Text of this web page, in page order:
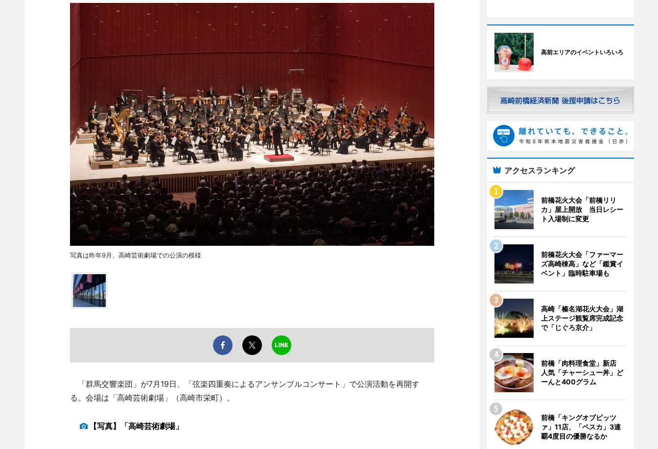
写真は昨年9月、高崎芸術劇場での公演の模様
「群馬交響楽団」が7月19日、「弦楽四重奏によるアンサンブルコンサート」で公演活動を再開す
る。会場は「高崎芸術劇場」（高崎市栄町）。
【写真】「高崎芸術劇場」
高前エリアのイベントいろいろ
アクセスランキング
前橋花火大会「前橋リリ
カ」屋上開放 当日レシー
ト入場制に変更
前橋花火大会「ファーマー
ズ高崎棟高」など「鑑賞イ
ベント」臨時駐車場も
高崎「榛名湖花火大会」湖
上ステージ観覧席完成記念
で「じぐろ京介」
前橋「肉料理食堂」新店
人気「チャーシュー丼」ど
ーんと400グラム
前橋「キングオブピッツ
ァ」11店、「ペスカ」3連
覇4度目の優勝なるか